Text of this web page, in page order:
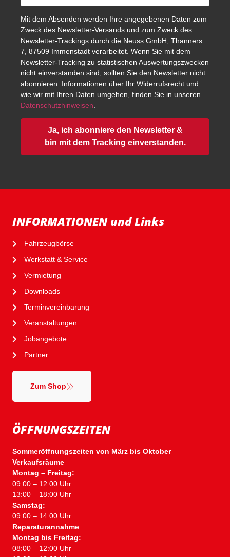
Mit dem Absenden werden Ihre angegebenen Daten zum
Zweck des Newsletter-Versands und zum Zweck des
Newsletter-Trackings durch die Neuss GmbH, Thanners
7, 87509 Immenstadt verarbeitet. Wenn Sie mit dem
Newsletter-Tracking zu statistischen Auswertungszwecken
nicht einverstanden sind, sollten Sie den Newsletter nicht
abonnieren. Informationen über Ihr Widerrufsrecht und
wie wir mit Ihren Daten umgehen, finden Sie in unseren
Datenschutzhinweisen
Ja, ich abonniere den Newsletter &
bin mit dem Tracking einverstanden.
ÖFFNUNGSZEITEN
Sommeröffnungszeiten von März bis Oktober
Verkaufsräume
Montag – Freitag:
09:00 – 12:00 Uhr
13:00 – 18:00 Uhr
Samstag:
09:00 – 14:00 Uhr
Reparaturannahme
Montag bis Freitag:
08:00 – 12:00 Uhr
INFORMATIONEN und Links
Fahrzeugbörse
Werkstatt & Service
Vermietung
Downloads
Terminvereinbarung
Veranstaltungen
Jobangebote
Partner
Zum Shop